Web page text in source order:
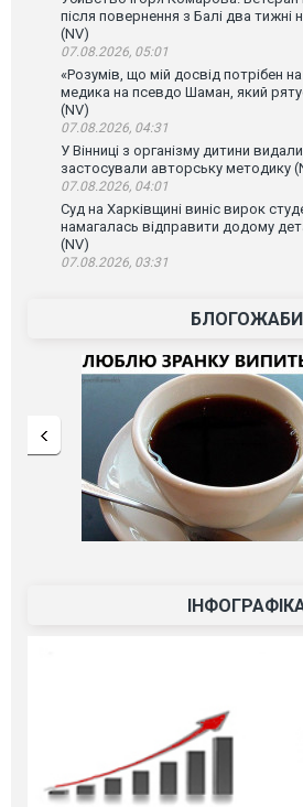
після повернення з Балі два
(NV)
07.08.2026, 05:01
«Розумів, що мій досвід потрібен на
медика на псевдо Шаман, який
(NV)
07.08.2026, 04:31
У Вінниці з організму дитини
застосували авторську методику
07.08.2026, 04:01
Суд на Харківщині виніс вирок
намагалась відправити додому
(NV)
07.08.2026, 03:31
БЛОГОЖАБИ